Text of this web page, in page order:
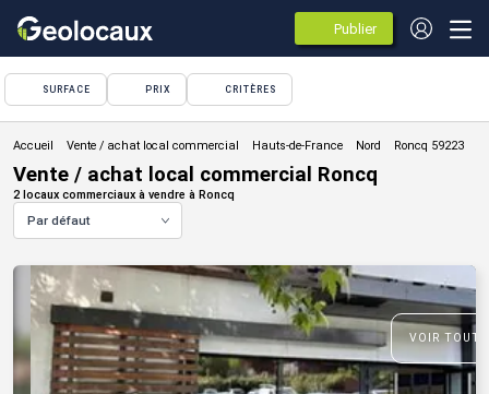
Publier
des
annonces
SURFACE PRIX CRITÈRES
Vente / achat local commercial
Vente / achat local commercial Roncq
2 locaux commerciaux à vendre à Roncq
Par défaut
VOIR